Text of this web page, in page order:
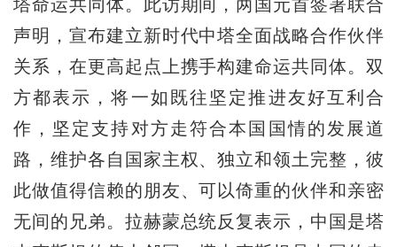
塔命运共同体。此访期间，两国元首签署联合
声明，宣布建立新时代中塔全面战略合作伙伴
关系，在更高起点上携手构建命运共同体。双
方都表示，将一如既往坚定推进友好互利合
作，坚定支持对方走符合本国国情的发展道
路，维护各自国家主权、独立和领土完整，彼
此做值得信赖的朋友、可以倚重的伙伴和亲密
无间的兄弟。拉赫蒙总统反复表示，中国是塔